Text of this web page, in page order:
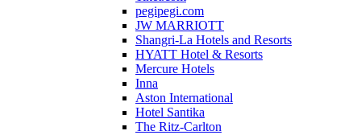
pegipegi.com
JW MARRIOTT
Shangri-La Hotels and Resorts
HYATT Hotel & Resorts
Mercure Hotels
Inna
Aston International
Hotel Santika
The Ritz-Carlton